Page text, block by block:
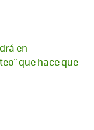
en
que hace que